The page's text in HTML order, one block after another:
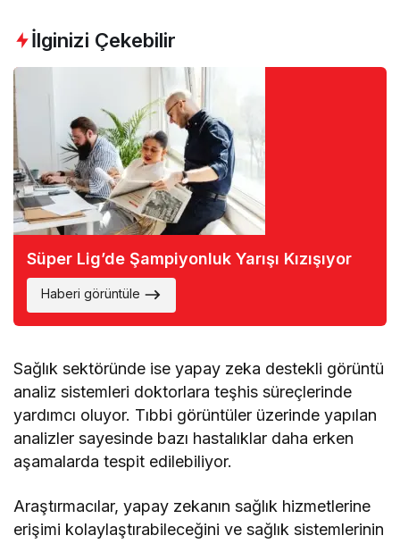
İlginizi Çekebilir
Süper Lig’de Şampiyonluk Yarışı Kızışıyor
Haberi görüntüle
Sağlık sektöründe ise yapay zeka destekli görüntü
analiz sistemleri doktorlara teşhis süreçlerinde
yardımcı oluyor. Tıbbi görüntüler üzerinde yapılan
analizler sayesinde bazı hastalıklar daha erken
aşamalarda tespit edilebiliyor.
Araştırmacılar, yapay zekanın sağlık hizmetlerine
erişimi kolaylaştırabileceğini ve sağlık sistemlerinin